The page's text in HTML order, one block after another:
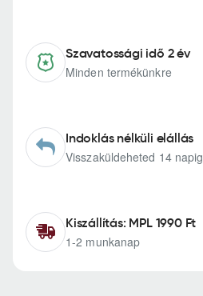
Szavatossági idő 2 év
Minden termékünkre
Indoklás nélküli elállás
Visszaküldeheted 14 napig
Kiszállítás: MPL 1990 Ft
1-2 munkanap